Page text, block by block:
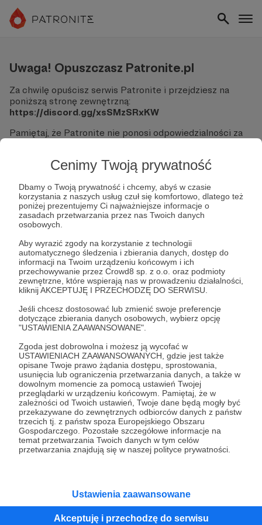
Cenimy Twoją prywatność
Dbamy o Twoją prywatność i chcemy, abyś w czasie
korzystania z naszych usług czuł się komfortowo, dlatego też
poniżej prezentujemy Ci najważniejsze informacje o
zasadach przetwarzania przez nas Twoich danych
osobowych.
Aby wyrazić zgody na korzystanie z technologii
automatycznego śledzenia i zbierania danych, dostęp do
informacji na Twoim urządzeniu końcowym i ich
przechowywanie przez Crowd8 sp. z o.o. oraz podmioty
zewnętrzne, które wspierają nas w prowadzeniu działalności,
kliknij AKCEPTUJĘ I PRZECHODZĘ DO SERWISU.
Jeśli chcesz dostosować lub zmienić swoje preferencje
dotyczące zbierania danych osobowych, wybierz opcję
"USTAWIENIA ZAAWANSOWANE".
Zgoda jest dobrowolna i możesz ją wycofać w
USTAWIENIACH ZAAWANSOWANYCH, gdzie jest także
opisane Twoje prawo żądania dostępu, sprostowania,
usunięcia lub ograniczenia przetwarzania danych, a także w
dowolnym momencie za pomocą ustawień Twojej
przeglądarki w urządzeniu końcowym. Pamiętaj, że w
zależności od Twoich ustawień, Twoje dane będą mogły być
przekazywane do zewnętrznych odbiorców danych z państw
trzecich tj. z państw spoza Europejskiego Obszaru
Gospodarczego. Pozostałe szczegółowe informacje na
temat przetwarzania Twoich danych w tym celów
przetwarzania znajdują się w naszej polityce prywatności.
Ustawienia zaawansowane
Akceptuję i przechodzę do serwisu
Uwaga! Opuszczasz Patronite.pl
Za chwilę opuścisz serwis Patronite i przejdziesz na
poniższą stronę zewnętrzną:
https://discord.gg/xsSMzSRxKW
Pamiętaj, że Patronite nie ponosi odpowiedzialności za
Nie podawaj swoich danych logowania ani informacji
finansowych na podjerzanych stronach.
Sprawdź dokładnie adres URL, zanim klikniesz przycisk
"Tak, przejdź do strony".
Jeśli masz wątpliwości, wróć do Patronite i zweryfikuj
link.
Czy na pewno chcesz kontynuować?
Tak, przejdź do strony
Kategorie
O Patronite
Dodatkowe produkty
Pomoc
RegulaminPolityka prywatnościPatronite Commons
Unia Europejska